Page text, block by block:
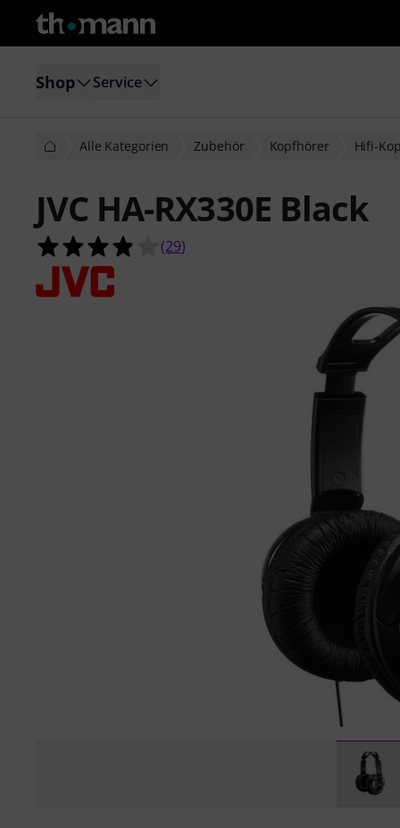
Shop Service
Alle Kategorien Zubehör Kopfhörer Hifi-
JVC HA-RX330E Black
3.9 von 5 Sternen aus 29
(29)